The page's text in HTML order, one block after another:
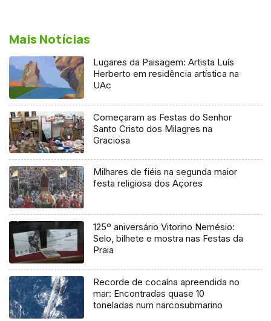
Mais Notícias
Lugares da Paisagem: Artista Luís
Herberto em residência artística na
UAc
Começaram as Festas do Senhor
Santo Cristo dos Milagres na
Graciosa
Milhares de fiéis na segunda maior
festa religiosa dos Açores
125º aniversário Vitorino Nemésio:
Selo, bilhete e mostra nas Festas da
Praia
Recorde de cocaína apreendida no
mar: Encontradas quase 10
toneladas num narcosubmarino